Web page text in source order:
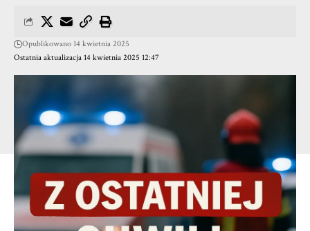
Kobieta mierzy 160 centymetrów wzrostu i jest krępej
budowy ciała. Włosy ciemne, krótkie.
▶️ Wyszła z domu wczoraj około godziny 16:00 i oddaliła się
w nieznanym kierunku.
- Reklama -
Ostatnia aktualizacja 14 kwietnia 2025 12:47
Opublikowano 14 kwietnia 2025